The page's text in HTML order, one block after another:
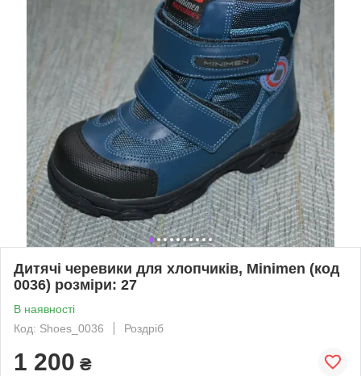
Дитячі черевики для хлопчиків, Minimen (код
0036) розміри: 27
В наявності
Код: Shoes_0036
Роздріб
1 200 ₴